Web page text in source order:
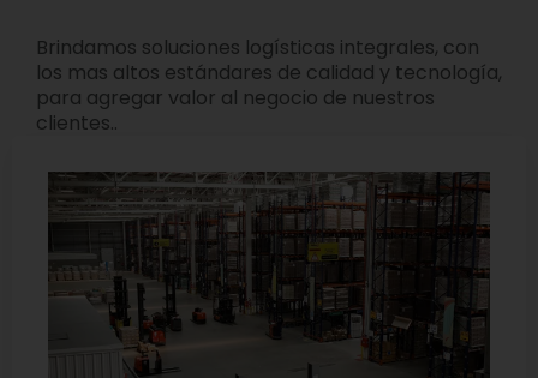
Brindamos soluciones logísticas integrales, con
los mas altos estándares de calidad y tecnología,
para agregar valor al negocio de nuestros
clientes..